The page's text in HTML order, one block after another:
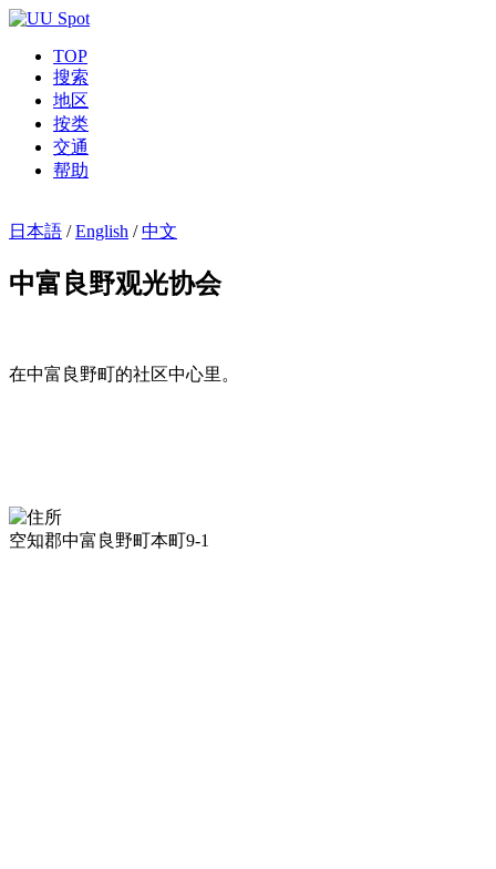
TOP
搜索
地区
按类
交通
帮助
日本語 /English /中文
中富良野观光协会
在中富良野町的社区中心里。
空知郡中富良野町本町9-1